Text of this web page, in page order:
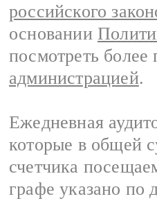
российского
основании
посмотреть
администрацией.
Ежедневная
которые в общей
счетчика
графе указано по